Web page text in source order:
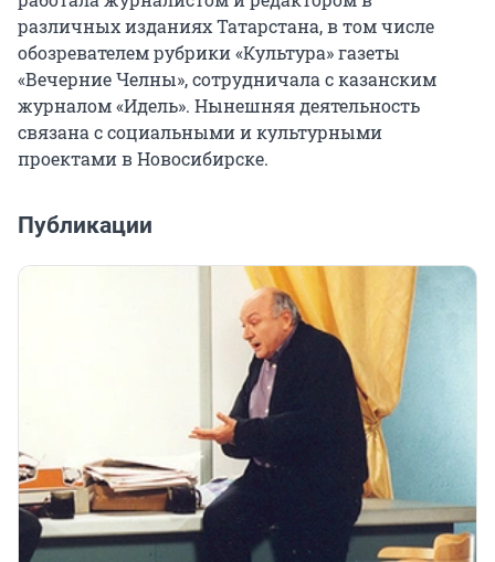
различных изданиях Татарстана, в том числе
обозревателем рубрики «Культура» газеты
«Вечерние Челны», сотрудничала с казанским
журналом «Идель». Нынешняя деятельность
связана с социальными и культурными
проектами в Новосибирске.
Публикации